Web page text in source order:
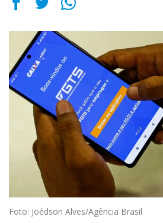
Foto: Joédson Alves/Agência Brasil